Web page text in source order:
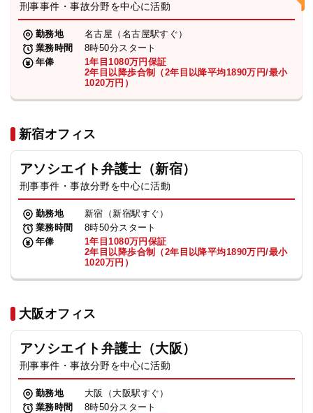
刑事事件・事故分野を中心に活動
勤務地
名古屋（名古屋駅すぐ）
業務時間
8時50分スタート
年俸
1年目1080万円保証
2年目以降歩合制（2年目以降平均1890万円/最小
1020万円）
新宿オフィス
アソシエイト弁護士（新宿）
刑事事件・事故分野を中心に活動
勤務地
新宿（新宿駅すぐ）
業務時間
8時50分スタート
年俸
1年目1080万円保証
2年目以降歩合制（2年目以降平均1890万円/最小
1020万円）
大阪オフィス
アソシエイト弁護士（大阪）
刑事事件・事故分野を中心に活動
勤務地
大阪（大阪駅すぐ）
業務時間
8時50分スタート
弁護士・税理士
費用
求人採用
お知らせ
特設サイト
相談先情報サイト
法人グループ
プライバシーポリシー 利用規約
TikTok受賞 定義集 動画集